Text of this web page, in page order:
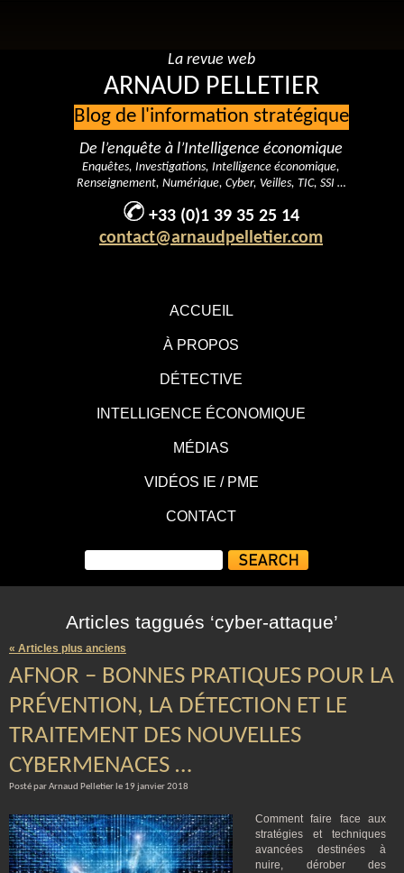
ACCUEIL
À PROPOS
DÉTECTIVE
INTELLIGENCE ÉCONOMIQUE
MÉDIAS
VIDÉOS IE / PME
CONTACT
La revue web
ARNAUD PELLETIER
Blog de l'information stratégique
De l’enquête à l’Intelligence économique
Enquêtes, Investigations, Intelligence économique,
Renseignement, Numérique, Cyber, Veilles, TIC, SSI …
+33 (0)1 39 35 25 14
contact@arnaudpelletier.com
Articles taggués ‘cyber-attaque’
« Articles plus anciens
AFNOR – BONNES PRATIQUES POUR LA
PRÉVENTION, LA DÉTECTION ET LE
TRAITEMENT DES NOUVELLES
CYBERMENACES …
Posté par Arnaud Pelletier le 19 janvier 2018
Comment faire face aux
stratégies et techniques
avancées destinées à
nuire, dérober des